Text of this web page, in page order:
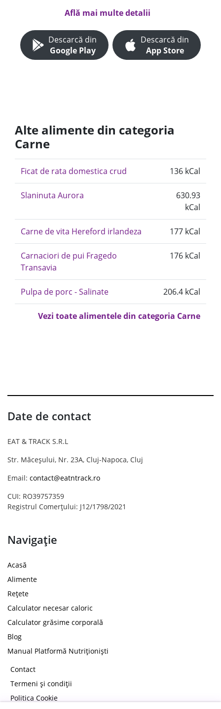
Află mai multe detalii
Descarcă din
Google Play
Descarcă din
App Store
Alte alimente din categoria
Carne
Ficat de rata domestica crud 136 kCal
Slaninuta Aurora
630.93
kCal
Carne de vita Hereford irlandeza 177 kCal
Carnaciori de pui Fragedo
Transavia
176 kCal
Pulpa de porc - Salinate 206.4 kCal
Vezi toate alimentele din categoria Carne
Date de contact
EAT & TRACK S.R.L
Str. Măceșului, Nr. 23A, Cluj-Napoca, Cluj
Email: contact@eatntrack.ro
CUI: RO39757359
Registrul Comerțului: J12/1798/2021
Navigație
Acasă
Alimente
Rețete
Calculator necesar caloric
Calculator grăsime corporală
Blog
Manual Platformă Nutriționiști
Contact
Termeni și condiții
Politica Cookie